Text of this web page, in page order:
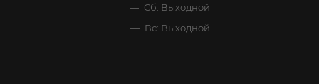
Сб: Выходной
Вс: Выходной